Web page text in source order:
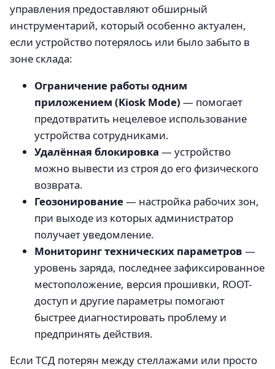
управления предоставляют обширный
инструментарий, который особенно актуален,
если устройство потерялось или было забыто в
зоне склада:
Ограничение работы одним
приложением (Kiosk Mode) — помогает
предотвратить нецелевое использование
устройства сотрудниками.
Удалённая блокировка — устройство
можно вывести из строя до его физического
возврата.
Геозонирование— настройка рабочих зон,
при выходе из которых администратор
получает уведомление.
Мониторинг технических параметров —
уровень заряда, последнее зафиксированное
местоположение, версия прошивки, ROOT-
доступ и другие параметры помогают
быстрее диагностировать проблему и
предпринять действия.
Если ТСД потерян между стеллажами или просто